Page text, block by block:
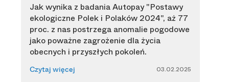
Jak wynika z badania Autopay "Postawy
ekologiczne Polek i Polaków 2024", aż 77
proc. z nas postrzega anomalie pogodowe
jako poważne zagrożenie dla życia
obecnych i przyszłych pokoleń.
Czytaj więcej 03.02.2025